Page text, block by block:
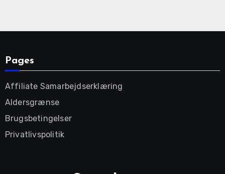
Pages
Affiliate Samarbejdserklæring
Aldersgrænse
Brugsbetingelser
Privatlivspolitik